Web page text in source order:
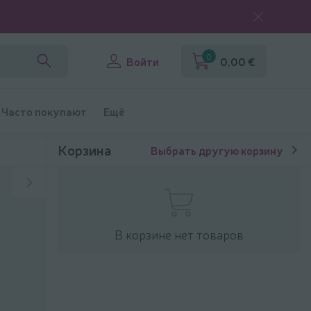
Войти 0 0,00 €
Часто покупают Ещё
Корзина Выбрать другую корзину
В корзине нет товаров